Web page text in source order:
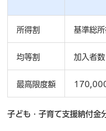
所得割 基準総
均等割 加入者
最高限度額
子ども・子育て支援納付金